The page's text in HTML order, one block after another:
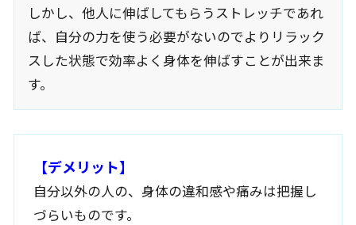
しかし、他人に伸ばしてもらうストレッチであれ
ば、自分の力を使う必要がないのでよりリラック
スした状態で効率よく身体を伸ばすことが出来ま
す。
【デメリット】
自分以外の人の、身体の違和感や痛みは把握し
づらいものです。